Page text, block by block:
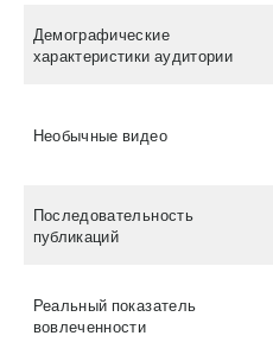
Демографические
характеристики аудитории
Необычные видео
Последовательность
публикаций
Реальный показатель
вовлеченности